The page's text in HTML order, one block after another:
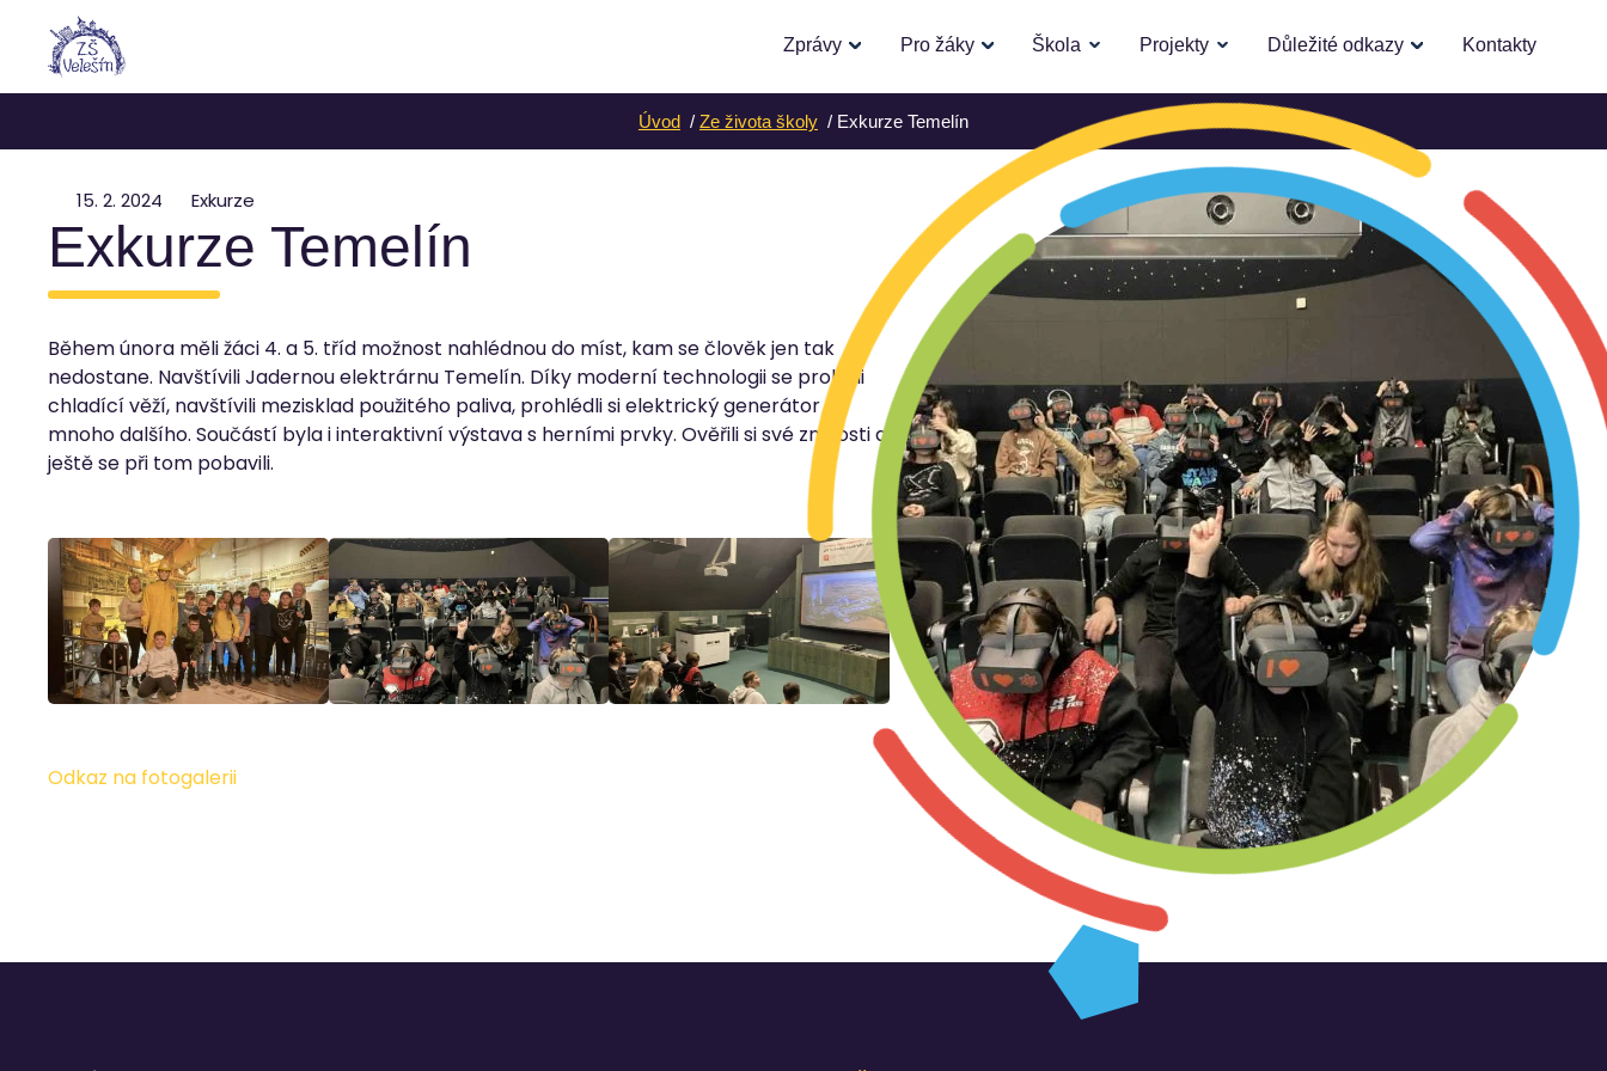
Zprávy Pro žáky Škola Projekty Důležité odkazy Kontakty
Úvod Ze života školy Exkurze Temelín
15. 2. 2024 Exkurze
Exkurze Temelín
Během února měli žáci 4. a 5. tříd možnost nahlédnou do míst, kam se člověk jen tak
nedostane. Navštívili Jadernou elektrárnu Temelín. Díky moderní technologii se prolétli
chladící věží, navštívili mezisklad použitého paliva, prohlédli si elektrický generátor a
mnoho dalšího. Součástí byla i interaktivní výstava s herními prvky. Ověřili si své znalosti a
ještě se při tom pobavili.
Odkaz na fotogalerii